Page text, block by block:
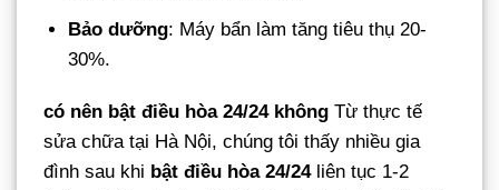
Bảo dưỡng: Máy bẩn làm tăng tiêu thụ 20-
30%.
có nên bật điều hòa 24/24 không Từ thực tế
sửa chữa tại Hà Nội, chúng tôi thấy nhiều gia
đình sau khi bật điều hòa 24/24liên tục 1-2